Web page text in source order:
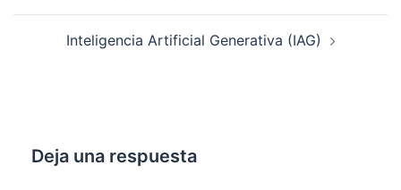
Inteligencia Artificial Generativa (IAG)
Deja una respuesta